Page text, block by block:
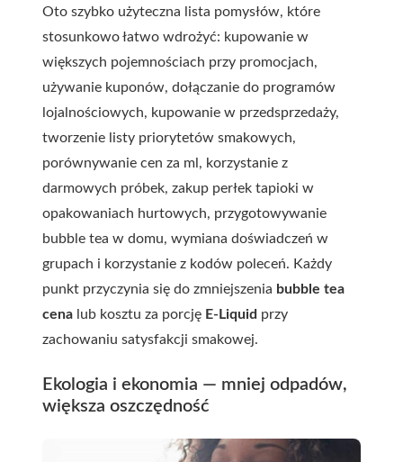
Oto szybko użyteczna lista pomysłów, które
stosunkowo łatwo wdrożyć: kupowanie w
większych pojemnościach przy promocjach,
używanie kuponów, dołączanie do programów
lojalnościowych, kupowanie w przedsprzedaży,
tworzenie listy priorytetów smakowych,
porównywanie cen za ml, korzystanie z
darmowych próbek, zakup perłek tapioki w
opakowaniach hurtowych, przygotowywanie
bubble tea w domu, wymiana doświadczeń w
grupach i korzystanie z kodów poleceń. Każdy
punkt przyczynia się do zmniejszenia bubble tea
cena lub kosztu za porcję E-Liquid przy
zachowaniu satysfakcji smakowej.
Ekologia i ekonomia — mniej odpadów,
większa oszczędność